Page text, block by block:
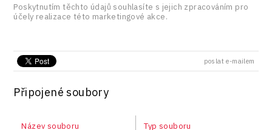
Poskytnutím těchto údajů souhlasíte s jejich zpracováním pro
účely realizace této marketingové akce.
poslat e-mailem
Připojené soubory
Název souboru Typ souboru